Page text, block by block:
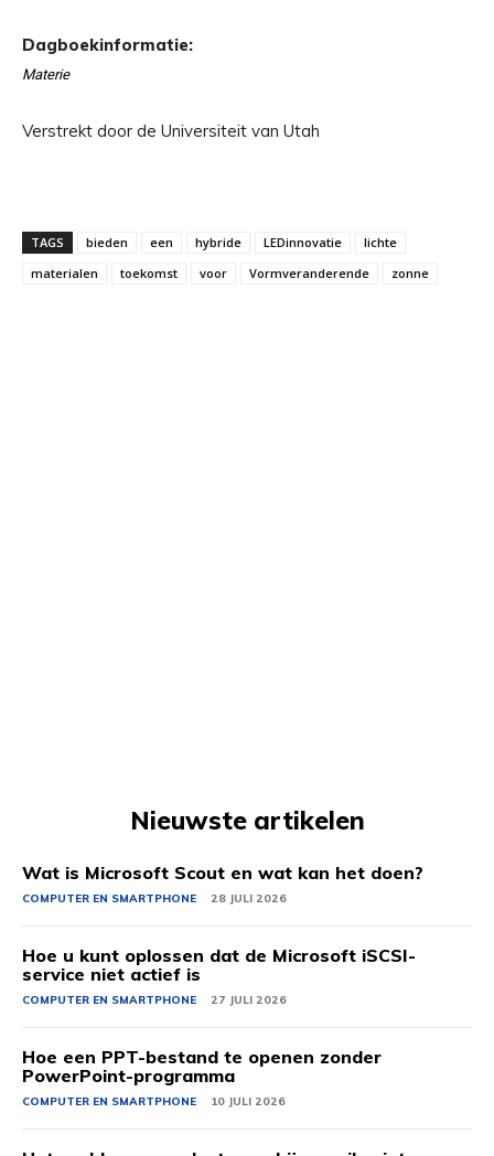
Dagboekinformatie:
Materie
Verstrekt door de Universiteit van Utah
TAGS bieden een hybride LEDinnovatie
lichte
materialen
toekomst voor Vormveranderende zonne
Nieuwste artikelen
Wat is Microsoft Scout en wat kan het doen?
COMPUTER EN SMARTPHONE 28 JULI 2026
Hoe u kunt oplossen dat de Microsoft iSCSI-
service niet actief is
COMPUTER EN SMARTPHONE 27 JULI 2026
Hoe een PPT-bestand te openen zonder
PowerPoint-programma
COMPUTER EN SMARTPHONE 10 JULI 2026